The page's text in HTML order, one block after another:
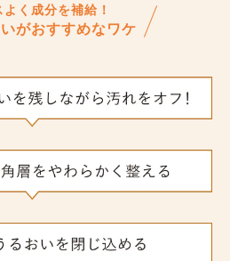
く成分を補給！
がおすすめなワケ